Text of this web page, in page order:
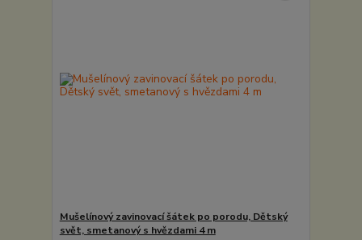
Mušelínový zavinovací šátek po porodu, Dětský
svět, smetanový s hvězdami 4 m